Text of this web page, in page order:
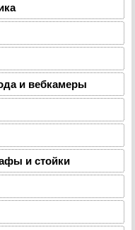
и вебкамеры
и стойки